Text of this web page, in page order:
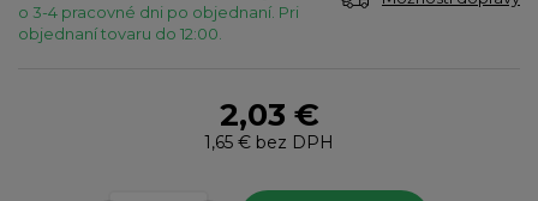
o 3-4 pracovné dni po objednaní. Pri
objednaní tovaru do 12:00.
2,03 €
1,65 € bez DPH